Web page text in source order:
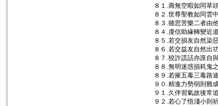
８１.壽無空暇如同草
８２.世尊聖教如同雲
８３.雖思苦樂二者由
８４.虔信助緣轉變近
８５.若交損友自然染
８６.若交益友自然出
８７.狡詐謊話亦誑自
８８.無明迷惑損耗鬼
８９.若摧五毒三毒路
９０.精進力勢弱則難
９１.久伴習氣故後常
９２.若心了悟淺小則